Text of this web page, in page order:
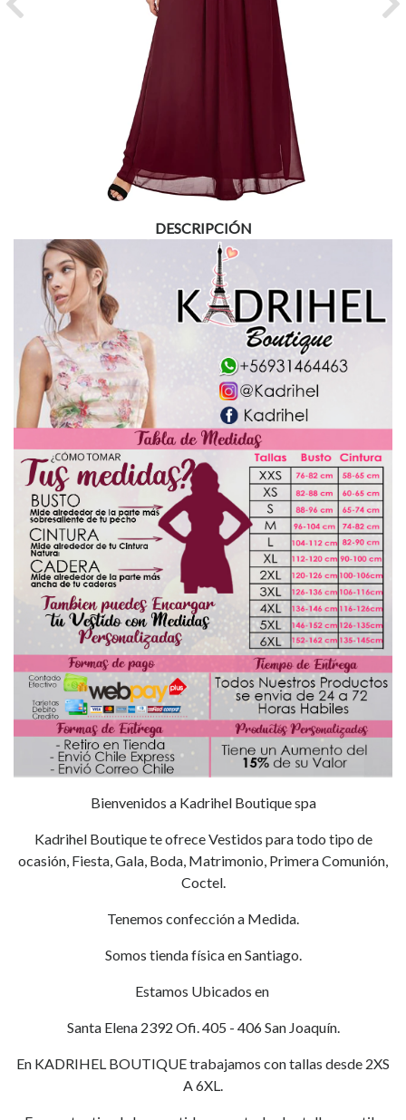
Previous
DESCRIPCIÓN
Bienvenidos a Kadrihel Boutique spa
Kadrihel Boutique te ofrece Vestidos para todo tipo de
ocasión, Fiesta, Gala, Boda, Matrimonio, Primera Comunión,
Coctel.
Tenemos confección a Medida.
Somos tienda física en Santiago.
Estamos Ubicados en
Santa Elena 2392 Ofi. 405 - 406 San Joaquín.
En KADRIHEL BOUTIQUE trabajamos con tallas desde 2XS
A 6XL.